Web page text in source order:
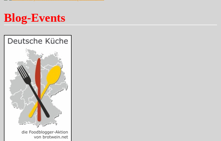
Blog-Events